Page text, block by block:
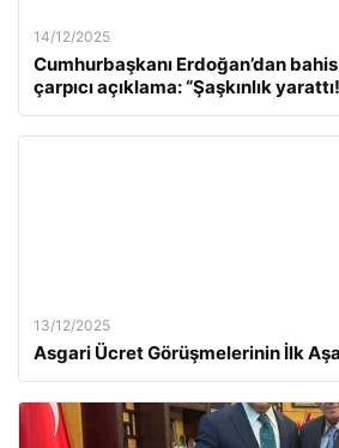
14/12/2025
Cumhurbaşkanı Erdoğan’dan
çarpıcı açıklama: “Şaşkınlık
13/12/2025
Asgari Ücret Görüşmelerinin İlk